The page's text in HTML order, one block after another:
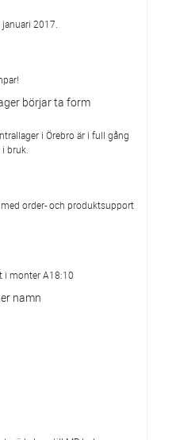
2017.
börjar ta form
i Örebro är i full gång
bruk.
order- och produktsupport
i monter A18:10
namn